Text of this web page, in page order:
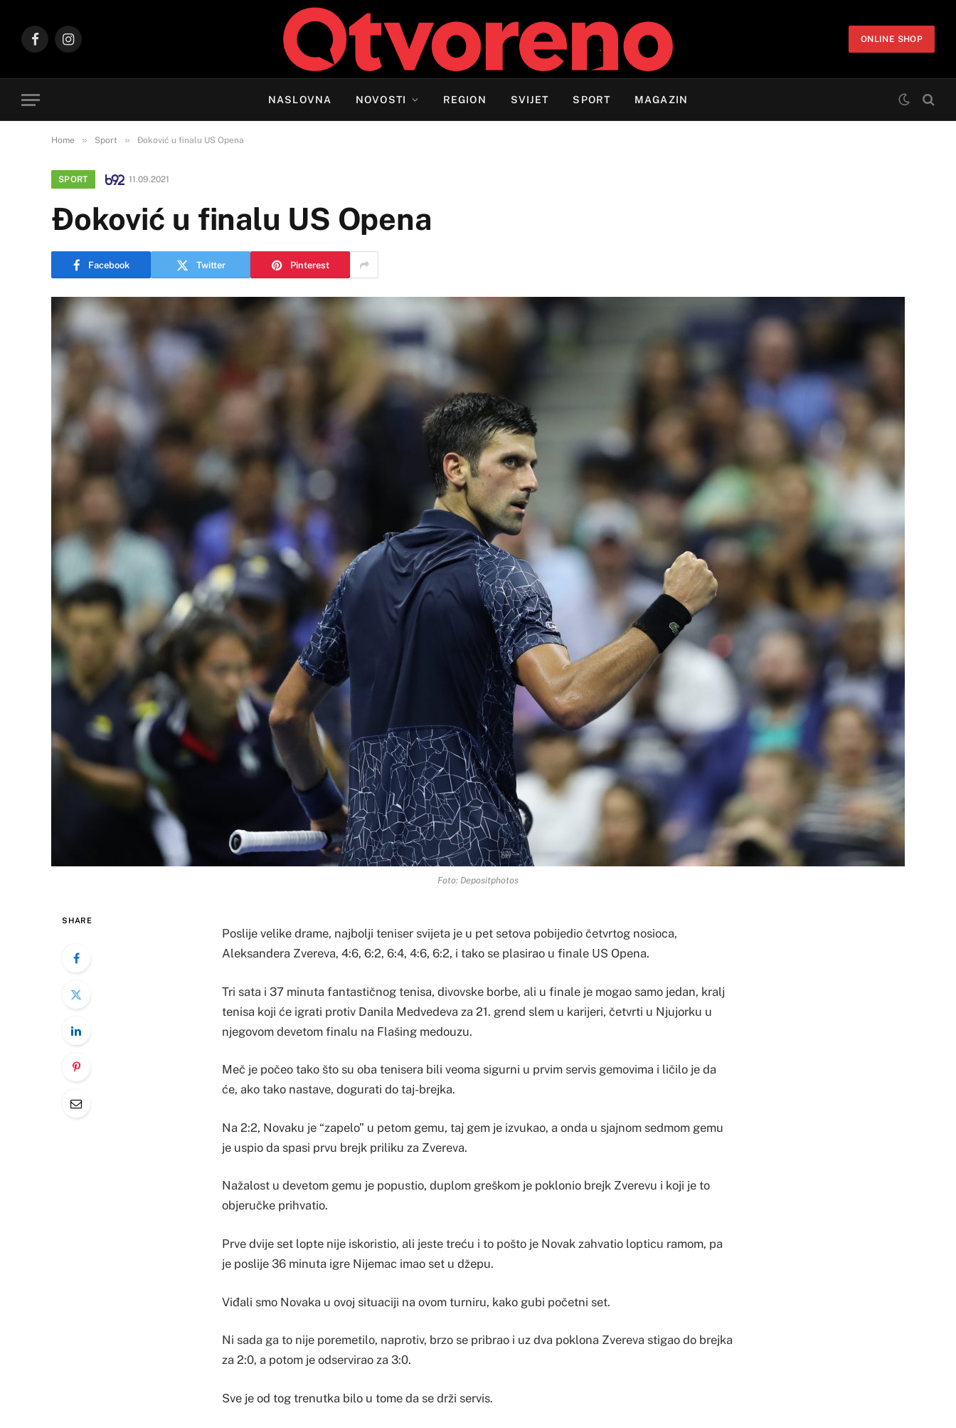
FacebookInstagram
ONLINE SHOP
NASLOVNA NOVOSTI REGION SVIJET SPORT MAGAZIN
Home » Sport » Đoković u finalu US Opena
SPORT 11.09.2021
Đoković u finalu US Opena
Facebook Twitter Pinterest
Foto: Depositphotos
SHARE
Poslije velike drame, najbolji teniser svijeta je u pet setova pobijedio četvrtog nosioca,
Aleksandera Zvereva, 4:6, 6:2, 6:4, 4:6, 6:2, i tako se plasirao u finale US Opena.
Tri sata i 37 minuta fantastičnog tenisa, divovske borbe, ali u finale je mogao samo jedan, kralj
tenisa koji će igrati protiv Danila Medvedeva za 21. grend slem u karijeri, četvrti u Njujorku u
njegovom devetom finalu na Flašing medouzu.
Meč je počeo tako što su oba tenisera bili veoma sigurni u prvim servis gemovima i ličilo je da
će, ako tako nastave, dogurati do taj-brejka.
Na 2:2, Novaku je “zapelo” u petom gemu, taj gem je izvukao, a onda u sjajnom sedmom gemu
je uspio da spasi prvu brejk priliku za Zvereva.
Nažalost u devetom gemu je popustio, duplom greškom je poklonio brejk Zverevu i koji je to
objeručke prihvatio.
Prve dvije set lopte nije iskoristio, ali jeste treću i to pošto je Novak zahvatio lopticu ramom, pa
je poslije 36 minuta igre Nijemac imao set u džepu.
Viđali smo Novaka u ovoj situaciji na ovom turniru, kako gubi početni set.
Ni sada ga to nije poremetilo, naprotiv, brzo se pribrao i uz dva poklona Zvereva stigao do brejka
za 2:0, a potom je odservirao za 3:0.
Sve je od tog trenutka bilo u tome da se drži servis.